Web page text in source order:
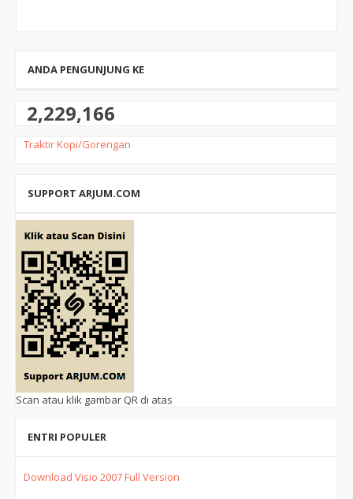
ANDA PENGUNJUNG KE
2,229,166
Traktir Kopi/Gorengan
SUPPORT ARJUM.COM
Scan atau klik gambar QR di atas
ENTRI POPULER
Download Visio 2007 Full Version